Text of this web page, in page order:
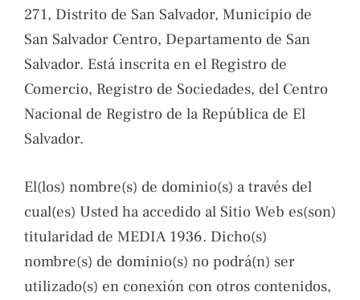
271, Distrito de San Salvador, Municipio de
San Salvador Centro, Departamento de San
Salvador. Está inscrita en el Registro de
Comercio, Registro de Sociedades, del Centro
Nacional de Registro de la República de El
Salvador.
El(los) nombre(s) de dominio(s) a través del
cual(es) Usted ha accedido al Sitio Web es(son)
titularidad de MEDIA 1936. Dicho(s)
nombre(s) de dominio(s) no podrá(n) ser
utilizado(s) en conexión con otros contenidos,